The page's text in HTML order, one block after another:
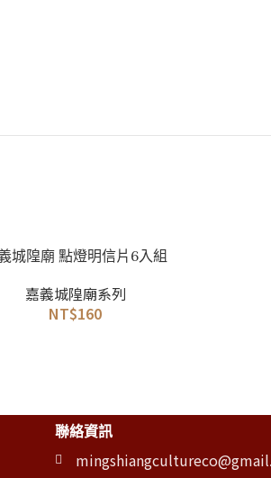
城隍廟 點燈明信片6入組
嘉義城隍廟系列
NT$160
聯絡資訊